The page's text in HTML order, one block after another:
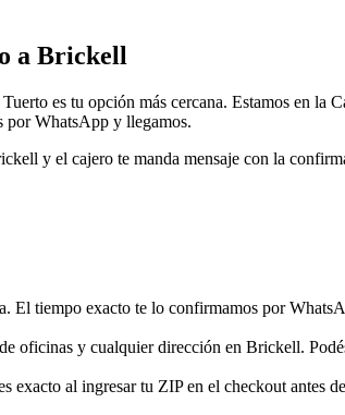
a Brickell
es tu opción más cercana. Estamos en
por WhatsApp y llegamos.
y el cajero te manda mensaje con la
El tiempo exacto te lo confirmamos por
oficinas y cualquier dirección en Brickell.
exacto al ingresar tu ZIP en el checkout antes